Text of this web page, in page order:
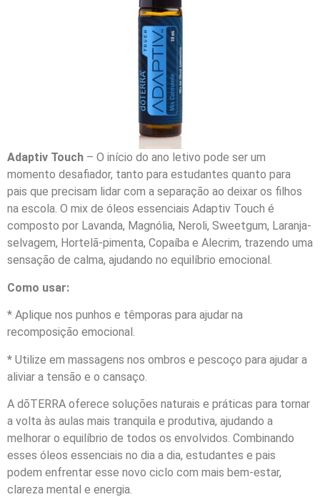
Adaptiv Touch – O início do ano letivo pode ser um
momento desafiador, tanto para estudantes quanto para
pais que precisam lidar com a separação ao deixar os filhos
na escola. O mix de óleos essenciais Adaptiv Touch é
composto por Lavanda, Magnólia, Neroli, Sweetgum, Laranja-
selvagem, Hortelã-pimenta, Copaíba e Alecrim, trazendo uma
sensação de calma, ajudando no equilíbrio emocional.
Como usar:
* Aplique nos punhos e têmporas para ajudar na
recomposição emocional.
* Utilize em massagens nos ombros e pescoço para ajudar a
aliviar a tensão e o cansaço.
A dōTERRA oferece soluções naturais e práticas para tornar
a volta às aulas mais tranquila e produtiva, ajudando a
melhorar o equilíbrio de todos os envolvidos. Combinando
esses óleos essenciais no dia a dia, estudantes e pais
podem enfrentar esse novo ciclo com mais bem-estar,
clareza mental e energia.